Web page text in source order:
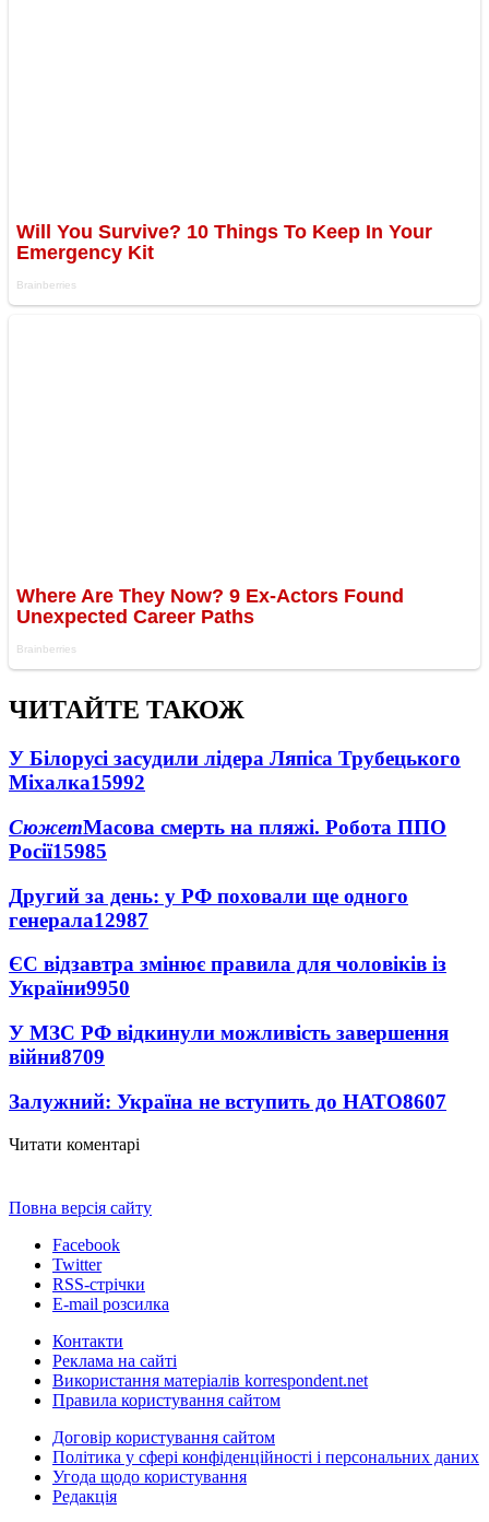
ЧИТАЙТЕ ТАКОЖ
У Білорусі засудили лідера Ляпіса Трубецького
Міхалка15992
СюжетМасова смерть на пляжі. Робота ППО
Росії15985
Другий за день: у РФ поховали ще одного
генерала12987
ЄС відзавтра змінює правила для чоловіків із
України9950
У МЗС РФ відкинули можливість завершення
війни8709
Залужний: Україна не вступить до НАТО8607
Читати коментарі
Повна версія сайту
Facebook
Twitter
RSS-стрічки
E-mail розсилка
Контакти
Реклама на сайті
Використання матеріалів korrespondent.net
Правила користування сайтом
Договір користування сайтом
Політика у сфері конфіденційності і персональних даних
Угода щодо користування
Редакція